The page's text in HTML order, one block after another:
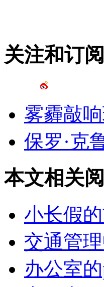
关注和订阅
雾霾敲
保罗·克
本文相关
小长假
交通管
办公室